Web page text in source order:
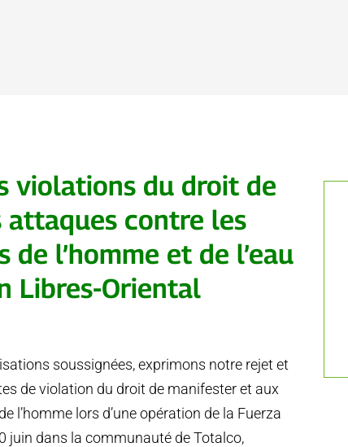
violations du droit de
contre les
l’homme et de l’eau
Libres-Oriental
soussignées, exprimons notre rejet et
de violation du droit de manifester et aux
l’homme lors d’une opération de la Fuerza
juin dans la communauté de Totalco,